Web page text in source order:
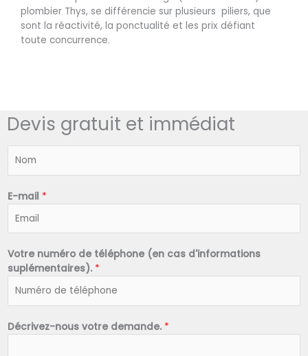
plombier Thys, se différencie sur plusieurs piliers, que
sont la réactivité, la ponctualité et les prix défiant
toute concurrence.
Devis gratuit et immédiat
*
E-mail *
Votre numéro de téléphone (en cas d'informations
suplémentaires). *
Décrivez-nous votre demande. *